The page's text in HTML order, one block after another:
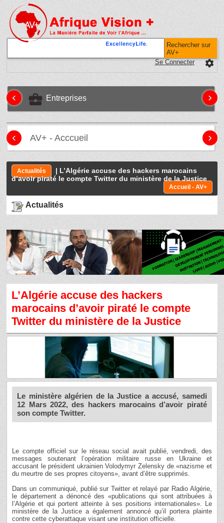
Rechercher sur
AV+
settings
Se Connecter
business_center Entreprises
‹ ›
AV+ - Acccueil
‹ ›
Actualités
| L’Algérie accuse des hackers marocains
d’avoir piraté le compte Twitter du ministère de la Justice
Accueil - AV+
Actualités
L’Algérie accuse des hackers
marocains d’avoir piraté le compte
Twitter du ministère de la Justice
Le ministère algérien de la Justice a accusé, samedi
12 Mars 2022, des hackers marocains d’avoir piraté
son compte Twitter.
Le compte officiel sur le réseau social avait publié, vendredi, des
messages soutenant l’opération militaire russe en Ukraine et
accusant le président ukrainien Volodymyr Zelensky de «nazisme et
du meurtre de ses propres citoyens», avant d’être supprimés.
Dans un communiqué, publié sur Twitter et relayé par Radio Algérie,
le département a dénoncé des «publications qui sont attribuées à
l’Algérie et qui portent atteinte à ses positions internationales». Le
ministère de la Justice a également annoncé qu’il portera plainte
contre cette cyberattaque visant une institution officielle.